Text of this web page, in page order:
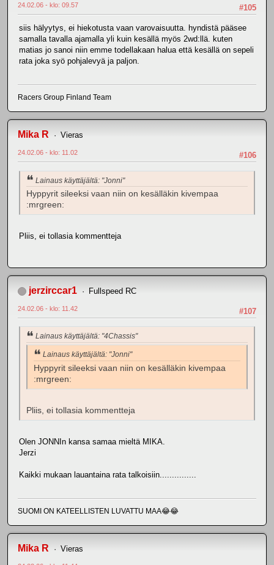
#105
24.02.06 - klo: 09.57
siis hälyytys, ei hiekotusta vaan varovaisuutta. hyndistä pääsee
samalla tavalla ajamalla yli kuin kesällä myös 2wd:llä. kuten
matias jo sanoi niin emme todellakaan halua että kesällä on sepeli
rata joka syö pohjalevyä ja paljon.
Racers Group Finland Team
Mika R Vieras
#106
24.02.06 - klo: 11.02
Lainaus käyttäjältä: "Jonni"
Hyppyrit sileeksi vaan niin on kesälläkin kivempaa
:mrgreen:
Pliis, ei tollasia kommentteja
jerzirccar1 Fullspeed RC
#107
24.02.06 - klo: 11.42
Lainaus käyttäjältä: "4Chassis"
Lainaus käyttäjältä: "Jonni"
Hyppyrit sileeksi vaan niin on kesälläkin kivempaa
:mrgreen:
Pliis, ei tollasia kommentteja
Olen JONNIn kansa samaa mieltä MIKA.
Jerzi
Kaikki mukaan lauantaina rata talkoisiin...............
SUOMI ON KATEELLISTEN LUVATTU MAA😂😂
Mika R Vieras